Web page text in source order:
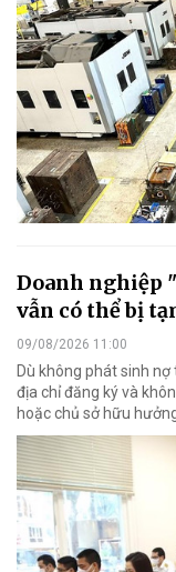
Doanh nghiệp
vẫn có thể bị
09/08/2026 11:00
Dù không phát sinh
địa chỉ đăng ký và
hoặc chủ sở hữu